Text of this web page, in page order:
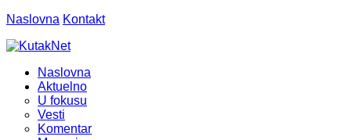
Naslovna Kontakt
Naslovna
Aktuelno
U fokusu
Vesti
Komentar